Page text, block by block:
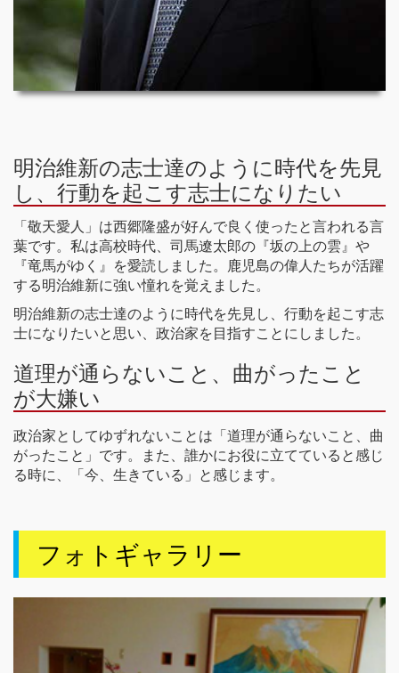
明治維新の志士達のように時代を先見
し、行動を起こす志士になりたい
「敬天愛人」は西郷隆盛が好んで良く使ったと言われる言
葉です。私は高校時代、司馬遼太郎の『坂の上の雲』や
『竜馬がゆく』を愛読しました。鹿児島の偉人たちが活躍
する明治維新に強い憧れを覚えました。
明治維新の志士達のように時代を先見し、行動を起こす志
士になりたいと思い、政治家を目指すことにしました。
道理が通らないこと、曲がったこと
が大嫌い
政治家としてゆずれないことは「道理が通らないこと、曲
がったこと」です。また、誰かにお役に立てていると感じ
る時に、「今、生きている」と感じます。
フォトギャラリー